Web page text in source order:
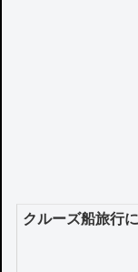
クルーズ船旅行